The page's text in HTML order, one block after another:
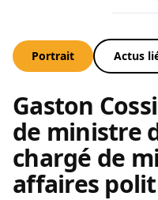
Portrait Actus
Gaston
de ministre
chargé de
affaires